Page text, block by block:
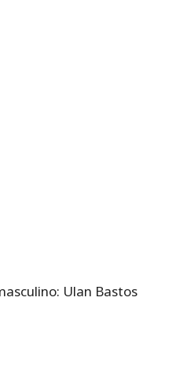
Ulan Bastos